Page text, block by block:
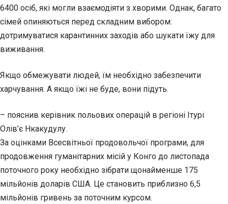
6400 осіб, які могли взаємодіяти з хворими. Однак, багато
сімей опиняються перед складним вибором:
дотримуватися карантинних заходів або шукати їжу для
виживання.
Якщо обмежувати людей, їм необхідно забезпечити
харчування. А якщо їжі не буде, вони підуть.
– пояснив керівник польових операцій в регіоні Ітурі
Олів’є Нкакудулу.
За оцінками Всесвітньої продовольчої програми, для
продовження гуманітарних місій у Конго до листопада
поточного року необхідно зібрати щонайменше 175
мільйонів доларів США. Це становить приблизно 6,5
мільйонів гривень за поточним курсом.